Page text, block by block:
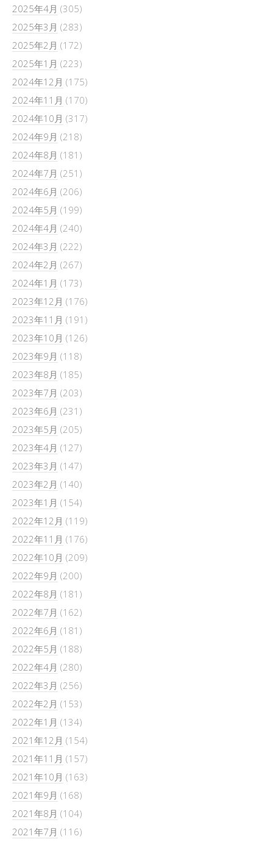
2025年4月 (305)
2025年3月 (283)
2025年2月 (172)
2025年1月 (223)
2024年12月 (175)
2024年11月 (170)
2024年10月 (317)
2024年9月 (218)
2024年8月 (181)
2024年7月 (251)
2024年6月 (206)
2024年5月 (199)
2024年4月 (240)
2024年3月 (222)
2024年2月 (267)
2024年1月 (173)
2023年12月 (176)
2023年11月 (191)
2023年10月 (126)
2023年9月 (118)
2023年8月 (185)
2023年7月 (203)
2023年6月 (231)
2023年5月 (205)
2023年4月 (127)
2023年3月 (147)
2023年2月 (140)
2023年1月 (154)
2022年12月 (119)
2022年11月 (176)
2022年10月 (209)
2022年9月 (200)
2022年8月 (181)
2022年7月 (162)
2022年6月 (181)
2022年5月 (188)
2022年4月 (280)
2022年3月 (256)
2022年2月 (153)
2022年1月 (134)
2021年12月 (154)
2021年11月 (157)
2021年10月 (163)
2021年9月 (168)
2021年8月 (104)
2021年7月 (116)